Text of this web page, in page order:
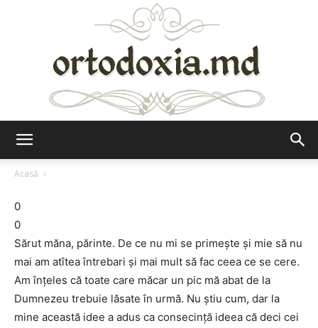
Acasă
0
0
Sărut măna, părinte. De ce nu mi se primeşte şi mie să nu
mai am atîtea întrebari şi mai mult să fac ceea ce se cere.
Am înţeles că toate care măcar un pic mă abat de la
Dumnezeu trebuie lăsate în urmă. Nu ştiu cum, dar la
mine această idee a adus ca consecinţă ideea că deci cei